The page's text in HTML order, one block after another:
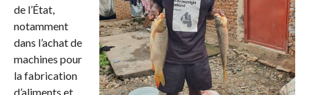
de l’État,
notamment
dans l’achat de
machines pour
la fabrication
d’aliments et